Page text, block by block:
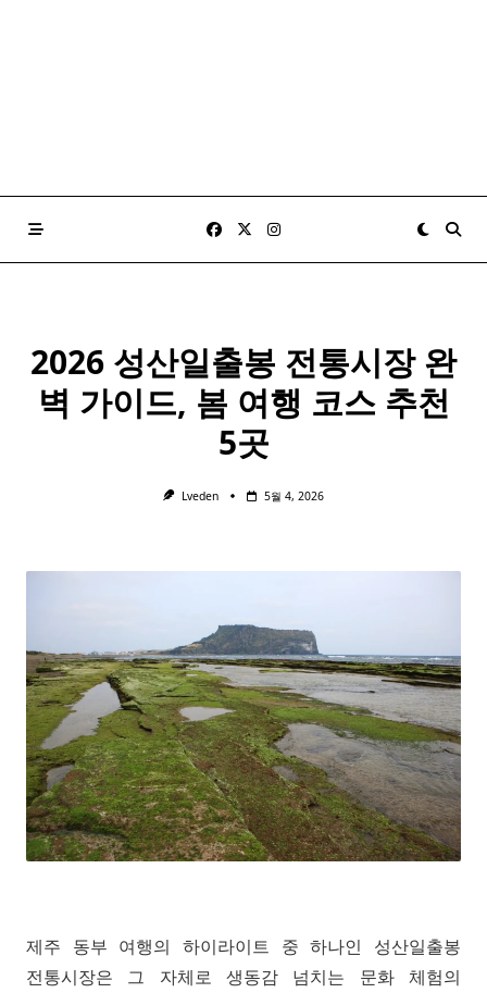
2026 성산일출봉 전통시장 완
벽 가이드, 봄 여행 코스 추천
5곳
Lveden 5월 4, 2026
제주 동부 여행의 하이라이트 중 하나인 성산일출봉
전통시장은 그 자체로 생동감 넘치는 문화 체험의